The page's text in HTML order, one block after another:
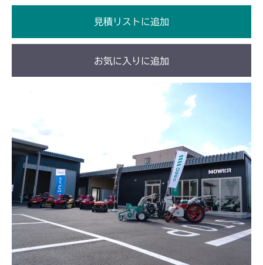
フロントデフ FIG4 ナックル
CMX2402HC
フロントデフ FIG4 ナックル
CMX2404HC/V/S
フロントデフ FIG4 ナックル
フロントデフ FIG4 ナックル
フロントデフ FIG4 ナックル
CMX2506RC
フロントデフ FIG4 ナックル
CMX2506YC/YCV/YCS
フロントデフ FIG4 ナックル
CMX2508YC/YCS
フロントデフ FIG4 ナックル
見積リストに追加
お気に入りに追加